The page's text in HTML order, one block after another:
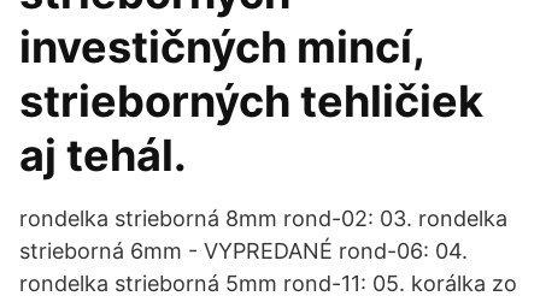
investičných mincí,
strieborných tehličiek
aj tehál.
rondelka strieborná 8mm rond-02: 03. rondelka
strieborná 6mm - VYPREDANÉ rond-06: 04.
rondelka strieborná 5mm rond-11: 05. korálka zo